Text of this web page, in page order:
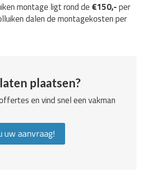
montage ligt rond de €150,-per
dalen de montagekosten per
plaatsen?
en vind snel een vakman
uw aanvraag!